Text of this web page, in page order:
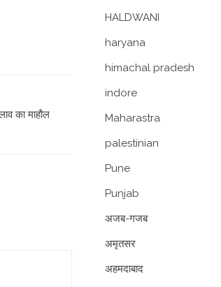
का माहौल
HALDWANI
haryana
himachal pradesh
indore
Maharastra
palestinian
Pune
Punjab
अजब-गजब
अमृतसर
अहमदाबाद